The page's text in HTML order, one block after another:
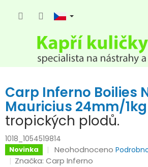
Carp Inferno Boilies
Mauricius 24mm/1kg
tropických plodů.
1018_1054519814
Novinka
Průměrné
hodnocení
Neohodnoceno
Značka:Carp Inferno